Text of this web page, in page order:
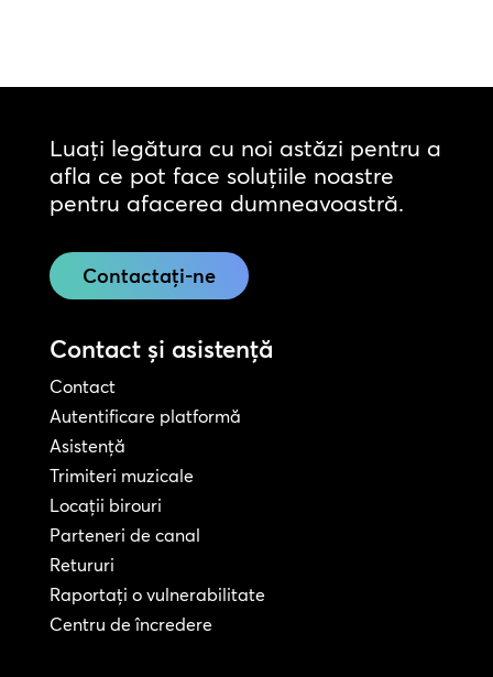
Luați legătura cu noi astăzi pentru a
afla ce pot face soluțiile noastre
pentru afacerea dumneavoastră.
Contactați-ne
Contact și asistență
Contact
Autentificare platformă
Asistență
Trimiteri muzicale
Locații birouri
Parteneri de canal
Retururi
Raportați o vulnerabilitate
Centru de încredere